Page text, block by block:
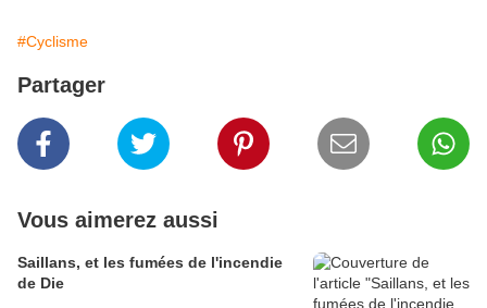
#Cyclisme
Partager
Vous aimerez aussi
Saillans, et les fumées de l'incendie
de Die